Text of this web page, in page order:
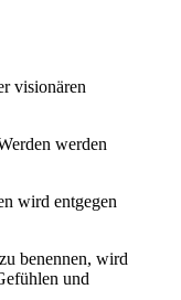
visionären
werden
wird entgegen
benennen, wird
und